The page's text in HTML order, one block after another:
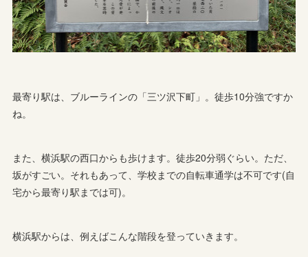
最寄り駅は、ブルーラインの「三ツ沢下町」。徒歩10分強ですか
ね。
また、横浜駅の西口からも歩けます。徒歩20分弱ぐらい。ただ、
坂がすごい。それもあって、学校までの自転車通学は不可です(自
宅から最寄り駅までは可)。
横浜駅からは、例えばこんな階段を登っていきます。